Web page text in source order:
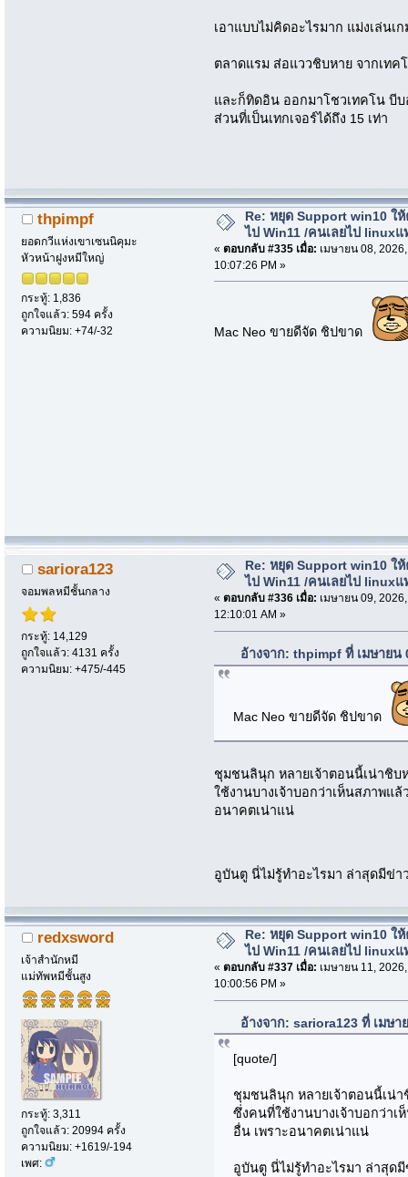
เอาแบบไม่คิดอะไรมาก แม่งเล่นเ
ตลาดแรม ส่อแววชิบหาย จากเทค
และก็ทิดอิน ออกมาโชวเทคโน บีบ
ส่วนที่เป็นเทกเจอร์ได้ถึง 15 เท่า
thpimpf
ยอดกวีแห่งเขาเซนนิคุมะ
หัวหน้าฝูงหมีใหญ่
กระทู้: 1,836
ถูกใจแล้ว: 594 ครั้ง
ความนิยม: +74/-32
Re: หยุด Support win10 ใ
ไป Win11 /คนเลยไป linuxแ
« ตอบกลับ #335 เมื่อ: เมษายน 08, 2026,
10:07:26 PM »
Mac Neo ขายดีจัด ชิปขาด
sariora123
จอมพลหมีชั้นกลาง
กระทู้: 14,129
ถูกใจแล้ว: 4131 ครั้ง
ความนิยม: +475/-445
Re: หยุด Support win10 ใ
ไป Win11 /คนเลยไป linuxแ
« ตอบกลับ #336 เมื่อ: เมษายน 09, 2026,
12:10:01 AM »
อ้างจาก: thpimpf ที่ เมษายน
Mac Neo ขายดีจัด ชิปขาด
ชุมชนลินุก หลายเจ้าตอนนี้เน่าชิบ
ใช้งานบางเจ้าบอกว่าเห็นสภาพแ
อนาคตเน่าแน่
อูบันตู นี่ไม่รู้ทำอะไรมา ล่าสุดมีข่
redxsword
เจ้าสำนักหมี
แม่ทัพหมีชั้นสูง
กระทู้: 3,311
ถูกใจแล้ว: 20994 ครั้ง
ความนิยม: +1619/-194
เพศ:
Re: หยุด Support win10 ใ
ไป Win11 /คนเลยไป linuxแ
« ตอบกลับ #337 เมื่อ: เมษายน 11, 2026,
10:00:56 PM »
อ้างจาก: sariora123 ที่ เมษา
[quote/]
ชุมชนลินุก หลายเจ้าตอนนี้เน่า
ซึ่งคนที่ใช้งานบางเจ้าบอกว่า
อื่น เพราะอนาคตเน่าแน่
อูบันตู นี่ไม่รู้ทำอะไรมา ล่าสุด